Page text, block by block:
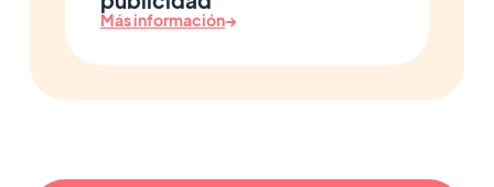
Más información→